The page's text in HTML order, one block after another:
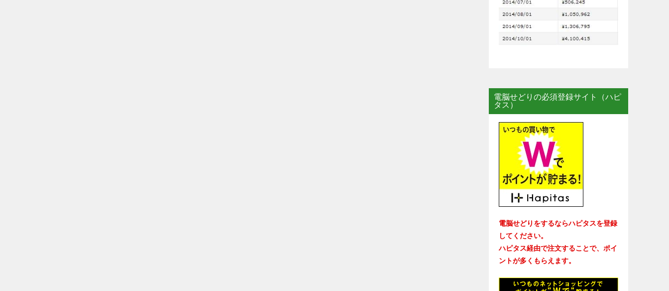
電脳せどりの必須登録サイト（ハピ
タス）
電脳せどりをするならハピタスを登録
してください。
ハピタス経由で注文することで、ポイ
ントが多くもらえます。